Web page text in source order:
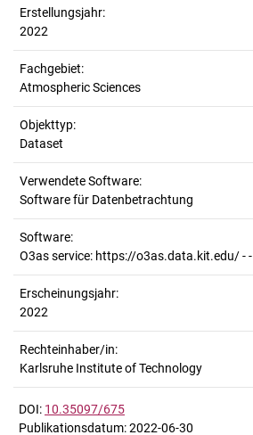
Erstellungsjahr:
2022
Fachgebiet:
Atmospheric Sciences
Objekttyp:
Dataset
Verwendete Software:
Software für Datenbetrachtung
Software:
O3as service: https://o3as.data.kit.edu/ - -
Erscheinungsjahr:
2022
Rechteinhaber/in:
Karlsruhe Institute of Technology
DOI: 10.35097/675
Publikationsdatum: 2022-06-30